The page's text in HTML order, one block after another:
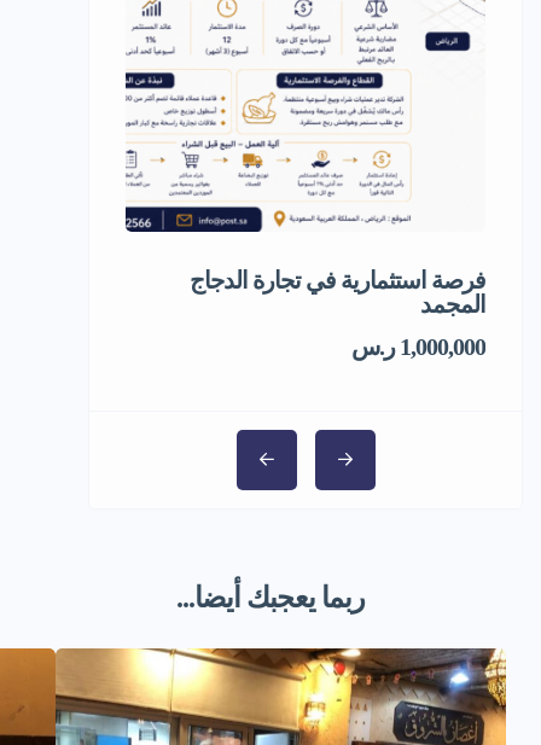
فرصة استثمارية في تجارة الدجاج
المجمد
1,000,000 ر.س
ربما يعجبك أيضا...